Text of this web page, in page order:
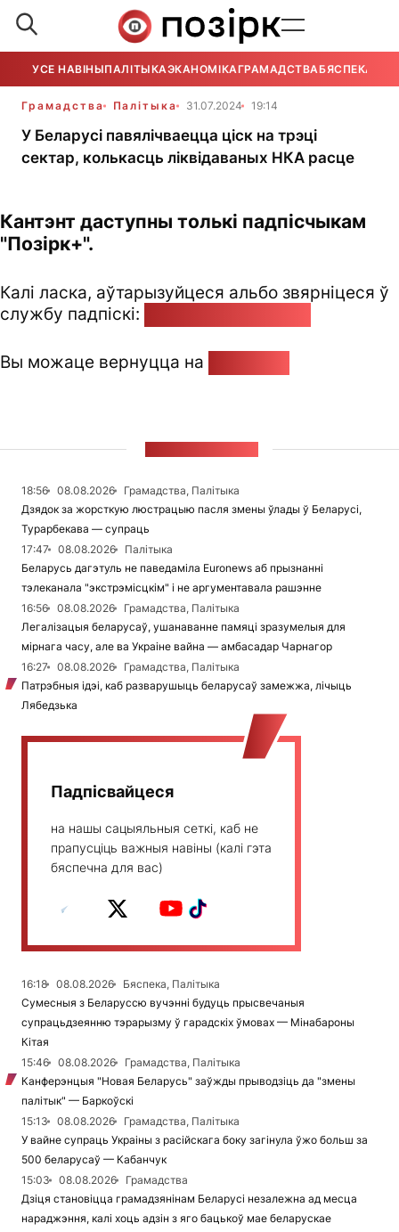
УСЕ НАВІНЫПАЛІТЫКАЭКАНОМІКАГРАМАДСТВАБЯСПЕКА
Грамадства Палітыка 31.07.2024 19:14
У Беларусі павялічваецца ціск на трэці
сектар, колькасць ліквідаваных НКА расце
Кантэнт даступны толькі падпісчыкам
"Позірк+".
Калі ласка, аўтарызуйцеся альбо звярніцеся ў
службу падпіскі:
Вы можаце вернуцца на
18:56 08.08.2026
Грамадства, Палітыка
Дзядок за жорсткую люстрацыю пасля змены ўлады ў Беларусі,
Турарбекава — супраць
17:47
08.08.2026
Палітыка
Беларусь дагэтуль не паведаміла Euronews аб прызнанні
тэлеканала "экстрэмісцкім" і не аргументавала рашэнне
16:56
08.08.2026
Грамадства, Палітыка
Легалізацыя беларусаў, ушанаванне памяці зразумелыя для
мірнага часу, але ва Украіне вайна — амбасадар Чарнагор
16:27
08.08.2026
Грамадства, Палітыка
Патрэбныя ідэі, каб разварушыць беларусаў замежжа, лічыць
Лябедзька
Падпісвайцеся
на нашы сацыяльныя сеткі, каб не
прапусціць важныя навіны (калі гэта
бяспечна для вас)
16:18 08.08.2026
Бяспека, Палітыка
Сумесныя з Беларуссю вучэнні будуць прысвечаныя
супрацьдзеянню тэрарызму ў гарадскіх ўмовах — Мінабароны
Кітая
15:46
08.08.2026
Грамадства, Палітыка
Канферэнцыя "Новая Беларусь" заўжды прыводзіць да "змены
палітык" — Баркоўскі
15:13
08.08.2026
Грамадства, Палітыка
У вайне супраць Украіны з расійскага боку загінула ўжо больш за
500 беларусаў — Кабанчук
15:03
08.08.2026
Грамадства
Дзіця становіцца грамадзянінам Беларусі незалежна ад месца
нараджэння, калі хоць адзін з яго бацькоў мае беларускае